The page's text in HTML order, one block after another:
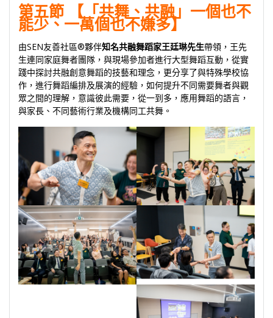
第五節 【「共舞、共融」一個也不
能少、一萬個也不嫌多】
由SEN友善社區®夥伴知名共融舞蹈家王廷琳先生帶領，王先
生連同家庭舞者團隊，與現場參加者進行大型舞蹈互動，從實
踐中探討共融創意舞蹈的技藝和理念，更分享了與特殊學校協
作，進行舞蹈編排及展演的經驗，如何提升不同需要舞者與觀
眾之間的理解，意識彼此需要，從一到多，應用舞蹈的語言，
與家長、不同藝術行業及機構同工共舞。